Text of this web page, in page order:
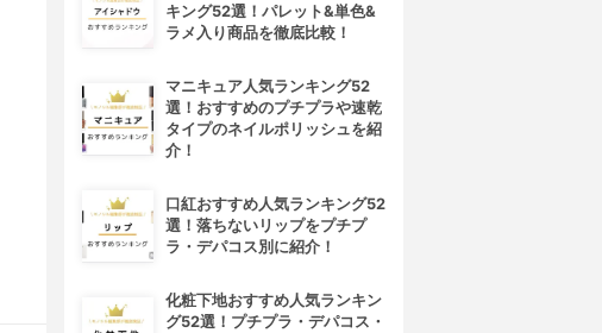
キング52選！パレット&単色&
ラメ入り商品を徹底比較！
マニキュア人気ランキング52
選！おすすめのプチプラや速乾
タイプのネイルポリッシュを紹
介！
口紅おすすめ人気ランキング52
選！落ちないリップをプチプ
ラ・デパコス別に紹介！
化粧下地おすすめ人気ランキン
グ52選！プチプラ・デパコス・